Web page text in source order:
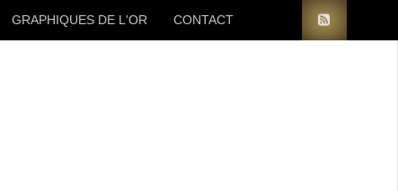
GRAPHIQUES DE L'OR CONTACT